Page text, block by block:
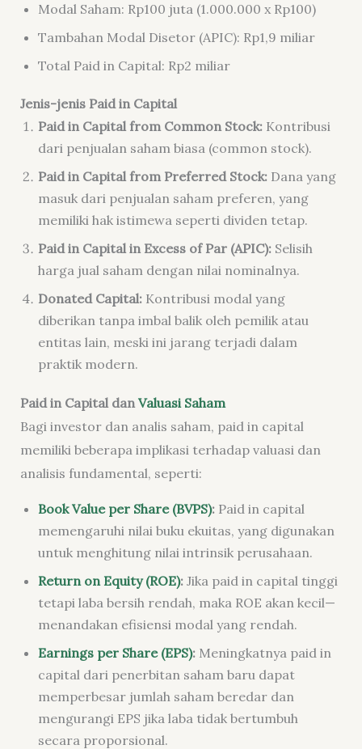
Modal Saham: Rp100 juta (1.000.000 x Rp100)
Tambahan Modal Disetor (APIC): Rp1,9 miliar
Total Paid in Capital: Rp2 miliar
Jenis-jenis Paid in Capital
Paid in Capital from Common Stock: Kontribusi
dari penjualan saham biasa (common stock).
Paid in Capital from Preferred Stock: Dana yang
masuk dari penjualan saham preferen, yang
memiliki hak istimewa seperti dividen tetap.
Paid in Capital in Excess of Par (APIC): Selisih
harga jual saham dengan nilai nominalnya.
Donated Capital: Kontribusi modal yang
diberikan tanpa imbal balik oleh pemilik atau
entitas lain, meski ini jarang terjadi dalam
praktik modern.
Paid in Capital dan Valuasi Saham
Bagi investor dan analis saham, paid in capital
memiliki beberapa implikasi terhadap valuasi dan
analisis fundamental, seperti:
Book Value per Share (BVPS): Paid in capital
memengaruhi nilai buku ekuitas, yang digunakan
untuk menghitung nilai intrinsik perusahaan.
Return on Equity (ROE): Jika paid in capital tinggi
tetapi laba bersih rendah, maka ROE akan kecil—
menandakan efisiensi modal yang rendah.
Earnings per Share (EPS): Meningkatnya paid in
capital dari penerbitan saham baru dapat
memperbesar jumlah saham beredar dan
mengurangi EPS jika laba tidak bertumbuh
secara proporsional.